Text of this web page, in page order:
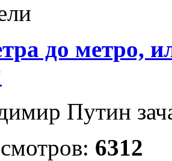
до метро,
Путин
6312